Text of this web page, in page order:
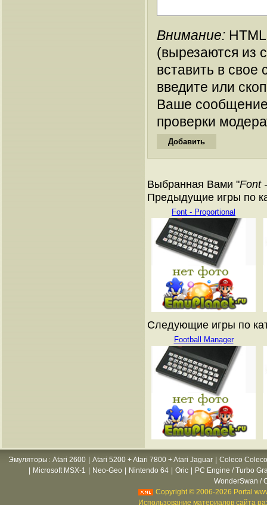
Внимание:
(вырезаются из
вставить в
введите или
Ваше
проверки
Выбранная Вами "Font
Предыдущие игры по
Font - Proportional
Следующие игры по
Football Manager
Эмуляторы : Atari 2600 Atari 5200 + Atari 7800 + Atari Jaguar
Coleco
Microsoft MSX-1 Neo-Geo Nintendo 64 Oric
PC Engine / Turbo
WonderSwan /
Copyright © 2006-2026 Portal
Использование материалов сайта